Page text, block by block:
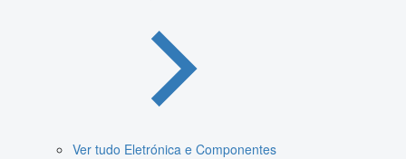
Ver tudo Eletrónica e Componentes